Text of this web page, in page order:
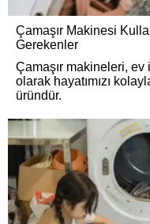
Çamaşır Makinesi
Gerekenler
Çamaşır makineleri,
olarak hayatımızı
üründür.